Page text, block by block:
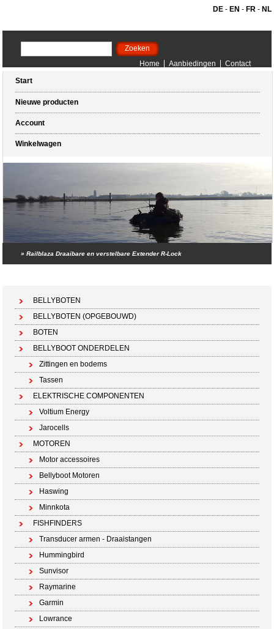
DE- EN - FR- NL
Home Aanbiedingen
Contact
Start
Nieuwe producten
Account
Winkelwagen
»Railblaza Draaibare en verstelbare Extender R-Lock
BELLYBOTEN
BELLYBOTEN (OPGEBOUWD)
BOTEN
BELLYBOOT ONDERDELEN
Zittingen en bodems
Tassen
ELEKTRISCHE COMPONENTEN
Voltium Energy
Jarocells
MOTOREN
Motor accessoires
Bellyboot Motoren
Haswing
Minnkota
FISHFINDERS
Transducer armen - Draaistangen
Hummingbird
Sunvisor
Raymarine
Garmin
Lowrance